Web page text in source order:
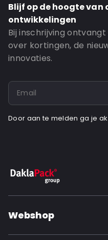
Bottom Gusset: 65
Order ID: 1061
Blijf op de hoogte van
ontwikkelingen
Bij inschrijving
over kortingen, de
innovaties.
Door aan te melden ga je
Webshop